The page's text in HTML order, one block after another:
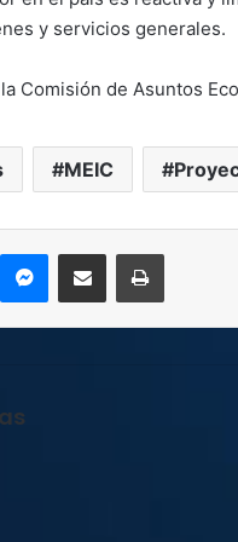
y servicios generales.
Comisión de Asuntos
MEIC
MessengerCompartir por correo electrónicoImprimir